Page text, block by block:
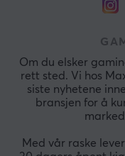
Om du elsker
rett sted. Vi hos
siste nyhetene
bransjen for å
Med vår raske